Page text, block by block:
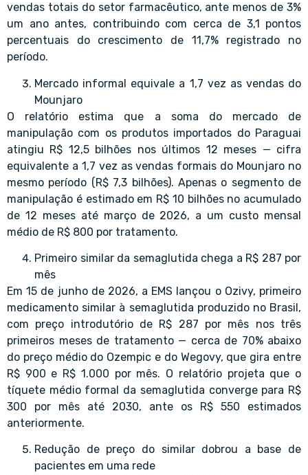
vendas totais do setor farmacêutico, ante menos de 3%
um ano antes, contribuindo com cerca de 3,1 pontos
percentuais do crescimento de 11,7% registrado no
período.
Mercado informal equivale a 1,7 vez as vendas do
Mounjaro
O relatório estima que a soma do mercado de
manipulação com os produtos importados do Paraguai
atingiu R$ 12,5 bilhões nos últimos 12 meses — cifra
equivalente a 1,7 vez as vendas formais do Mounjaro no
mesmo período (R$ 7,3 bilhões). Apenas o segmento de
manipulação é estimado em R$ 10 bilhões no acumulado
de 12 meses até março de 2026, a um custo mensal
médio de R$ 800 por tratamento.
Primeiro similar da semaglutida chega a R$ 287 por
mês
Em 15 de junho de 2026, a EMS lançou o Ozivy, primeiro
medicamento similar à semaglutida produzido no Brasil,
com preço introdutório de R$ 287 por mês nos três
primeiros meses de tratamento — cerca de 70% abaixo
do preço médio do Ozempic e do Wegovy, que gira entre
R$ 900 e R$ 1.000 por mês. O relatório projeta que o
tíquete médio formal da semaglutida converge para R$
300 por mês até 2030, ante os R$ 550 estimados
anteriormente.
Redução de preço do similar dobrou a base de
pacientes em uma rede